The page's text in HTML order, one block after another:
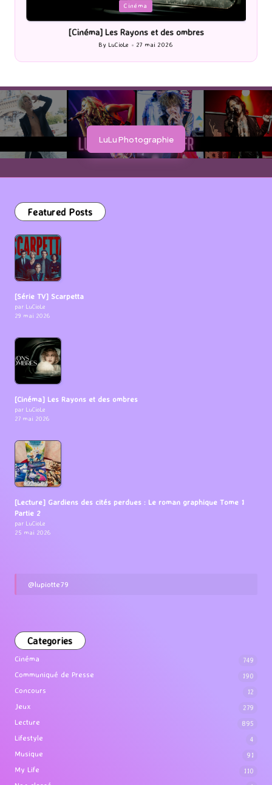
Cinéma
[Cinéma] Les Rayons et des ombres
Posted
by
By LuCioLe 27 mai 2026
LuLu Photographie
Featured Posts
[Série TV] Scarpetta
par LuCioLe
29 mai 2026
[Cinéma] Les Rayons et des ombres
par LuCioLe
27 mai 2026
[Lecture] Gardiens des cités perdues : Le roman graphique Tome 1
Partie 2
par LuCioLe
25 mai 2026
@lupiotte79
Categories
Cinéma 749
Communiqué de Presse 190
Concours 12
Jeux 279
Lecture 895
Lifestyle 4
Musique 91
My Life 110